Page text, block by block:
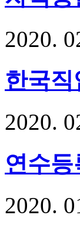
2020.
한국
2020.
연수등
2020.